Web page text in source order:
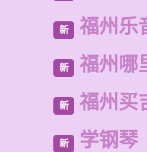
新 福州乐
新 福州哪
新 福州买
新 学钢琴